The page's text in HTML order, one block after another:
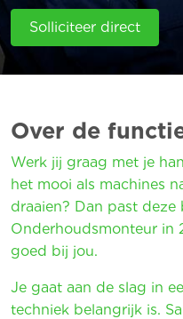
Solliciteer direct
Over de
Werk jij graag met je
het mooi als machines
draaien? Dan past deze
Onderhoudsmonteur in
goed bij jou.
Je gaat aan de slag in
techniek belangrijk is.